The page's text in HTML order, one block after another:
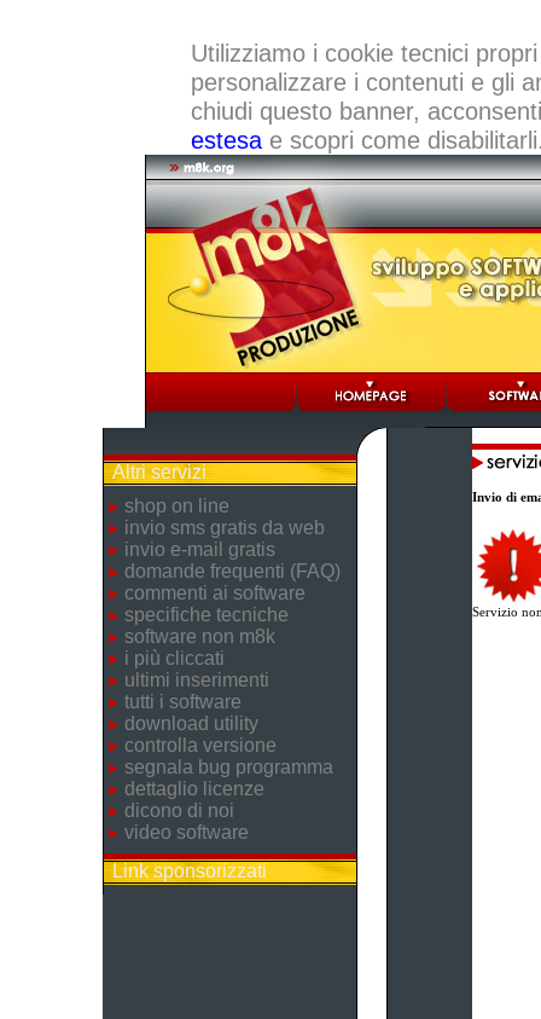
Utilizziamo i cookie tecnici
personalizzare i contenuti e gli
chiudi questo banner,
estesae scopri come
Altri servizi
shop on line
invio sms gratis da web
invio e-mail gratis
domande frequenti (FAQ)
commenti ai software
specifiche tecniche
software non m8k
i più cliccati
ultimi inserimenti
tutti i software
download utility
controlla versione
segnala bug programma
dettaglio licenze
dicono di noi
video software
Link sponsorizzati
Invio di
Servizio